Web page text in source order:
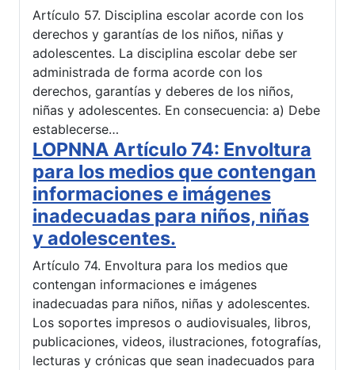
Artículo 57. Disciplina escolar acorde con los
derechos y garantías de los niños, niñas y
adolescentes. La disciplina escolar debe ser
administrada de forma acorde con los
derechos, garantías y deberes de los niños,
niñas y adolescentes. En consecuencia: a) Debe
establecerse…
LOPNNA Artículo 74: Envoltura
para los medios que contengan
informaciones e imágenes
inadecuadas para niños, niñas
y adolescentes.
Artículo 74. Envoltura para los medios que
contengan informaciones e imágenes
inadecuadas para niños, niñas y adolescentes.
Los soportes impresos o audiovisuales, libros,
publicaciones, videos, ilustraciones, fotografías,
lecturas y crónicas que sean inadecuados para